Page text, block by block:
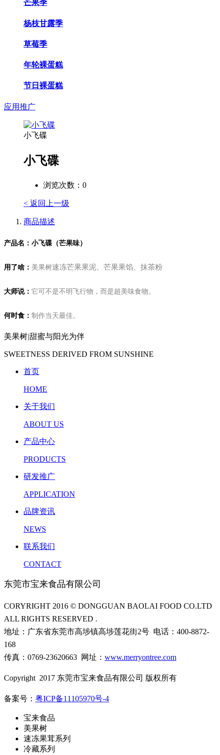
芒果季
杨枝甘露季
草莓季
年轮裸蛋糕
节日裸蛋糕
应用推广
小飞碟
小飞碟
浏览次数： 0
< 返回上一级
商品描述
产品名：小飞碟（芒果味）
用了啥： 美果树速冻芒果果泥、芒果果馅、抹茶粉
大师说： 它可不是不明飞行物，而是超美味食物。
何时食： 制作当天最佳。
美果树|甜蜜与阳光为伴
SWEETNESS DERIVED FROM SUNSHINE
首页
HOME
关于我们
ABOUT US
产品中心
PRODUCTS
研发推广
APPLICATION
品牌资讯
NEWS
联系我们
CONTACT
东莞市宝来食品有限公司
CORYRIGHT 2016 © DONGGUAN BAOLAI FOOD CO.LTD
ALL RIGHTS RESERVED .
地址：广东省东莞市高埗镇高埗莲花街2号 电话：400-8872-
168
传真：0769-23620663 网址： www.merryontree.com
Copyright 2017 东莞市宝来食品有限公司 版权所有
备案号： 粤ICP备11105970号-4
宝来食品
美果树
速冻果茸系列
冷藏系列